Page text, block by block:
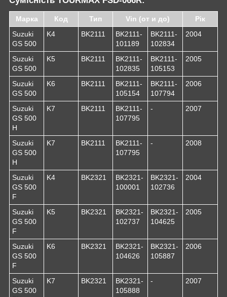
Марка Код Тип Vin (от и до)
Рік
Suzuki
GS 500
K4 BK2111
BK2111-
101189
BK2111-
102834
2004
Suzuki
GS 500
K5 BK2111
BK2111-
102835
BK2111-
105153
2005
Suzuki
GS 500
K6 BK2111
BK2111-
105154
BK2111-
107794
2006
Suzuki
GS 500
H
K7 BK2111
BK2111-
107795
- 2007
Suzuki
GS 500
H
K7 BK2111
BK2111-
107795
- 2008
Suzuki
GS 500
F
K4 BK2321
BK2321-
100001
BK2321-
102736
2004
Suzuki
GS 500
F
K5 BK2321
BK2321-
102737
BK2321-
104625
2005
Suzuki
GS 500
F
K6 BK2321
BK2321-
104626
BK2321-
105887
2006
Suzuki
GS 500
K7 BK2321
BK2321-
105888
- 2007